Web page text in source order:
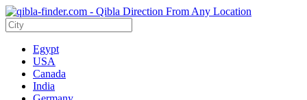
Egypt
USA
Canada
India